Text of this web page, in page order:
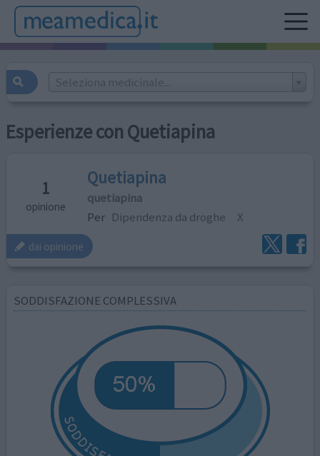
Seleziona medicinale...
Esperienze con Quetiapina
1
opinione
Quetiapina
quetiapina
Per Dipendenza da droghe X
dai opinione
SODDISFAZIONE COMPLESSIVA